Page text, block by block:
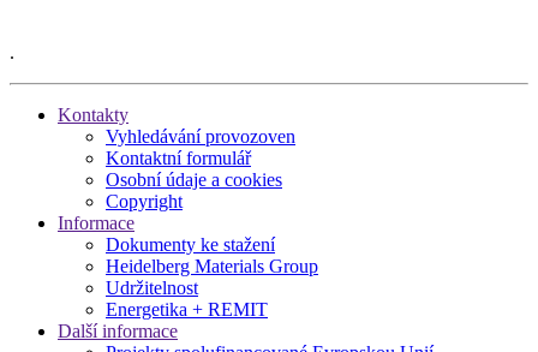
.
Kontakty
Vyhledávání provozoven
Kontaktní formulář
Osobní údaje a cookies
Copyright
Informace
Dokumenty ke stažení
Heidelberg Materials Group
Udržitelnost
Energetika + REMIT
Další informace